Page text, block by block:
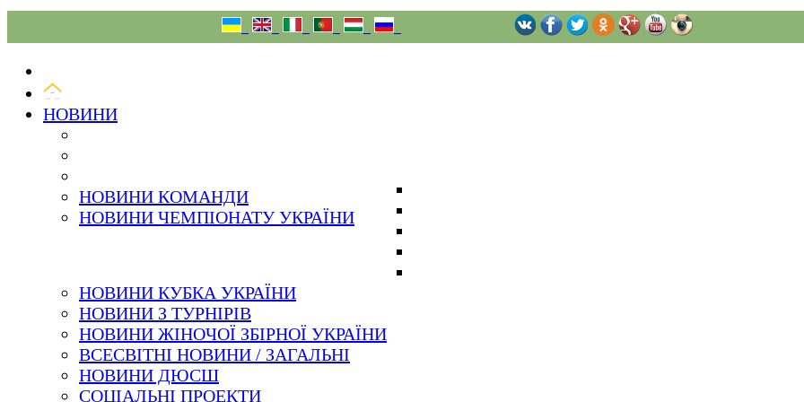
НОВИНИ
НОВИНИ КОМАНДИ
НОВИНИ ЧЕМПІОНАТУ УКРАЇНИ
НОВИНИ КУБКА УКРАЇНИ
НОВИНИ З ТУРНІРІВ
НОВИНИ ЖІНОЧОЇ ЗБІРНОЇ УКРАЇНИ
ВСЕСВІТНІ НОВИНИ / ЗАГАЛЬНІ
НОВИНИ ДЮСШ
СОЦІАЛЬНІ ПРОЕКТИ